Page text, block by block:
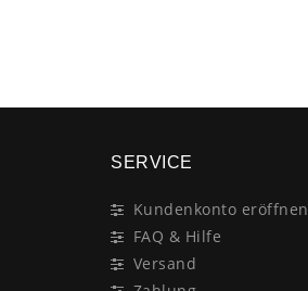
SERVICE
Kundenkonto eröffnen
FAQ & Hilfe
Versand